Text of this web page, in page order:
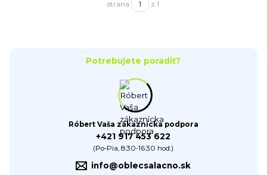
strana z 1
Potrebujete poradiť?
Róbert Vaša zákaznícka podpora
+421 917 453 622
(Po-Pia, 8:30-16:30 hod.)
info@oblecsalacno.sk